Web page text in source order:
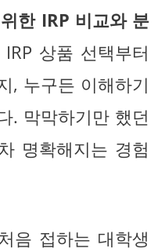
한 IRP 비교와 분
IRP 상품 선택부터
, 누구든 이해하기
. 막막하기만 했던
명확해지는 경험
음 접하는 대학생